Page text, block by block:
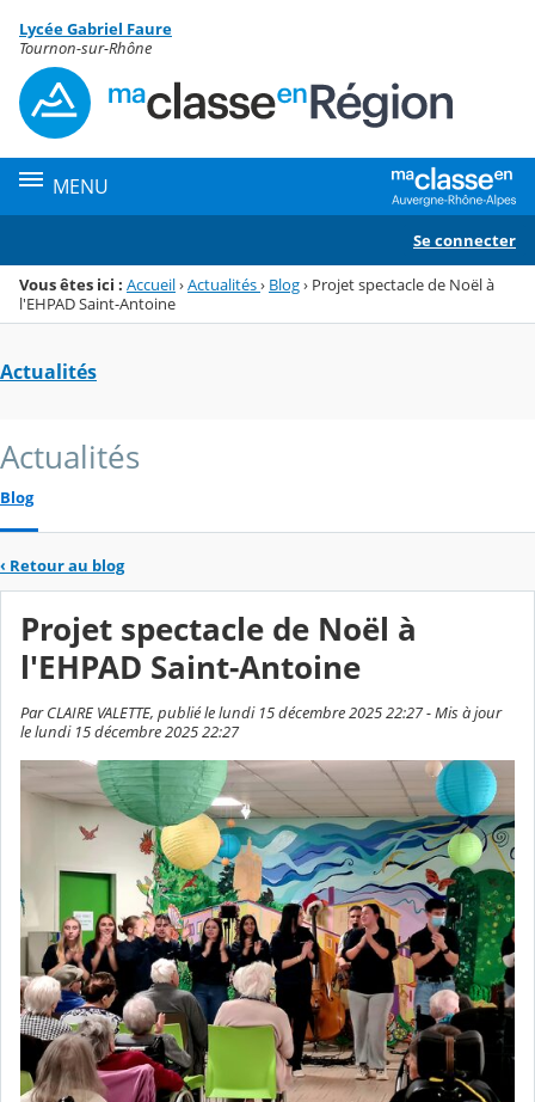
Menu de la rubrique
Contenu
Lycée Gabriel Faure
Tournon-sur-Rhône
MENU
Se connecter
Vous êtes ici : Accueil›Actualités› Blog› Projet spectacle de Noël à
l'EHPAD Saint-Antoine
Actualités
Actualités
Blog
‹ Retour au blog
Projet spectacle de Noël à
l'EHPAD Saint-Antoine
Par CLAIRE VALETTE, publié le lundi 15 décembre 2025 22:27 - Mis à jour
le lundi 15 décembre 2025 22:27